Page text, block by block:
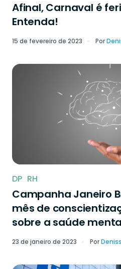
Afinal, Carnaval é
Entenda!
15 de fevereiro de 2023 Por
DP RH
Campanha Janeiro
mês de
sobre a saúde
23 de janeiro de 2023 Por